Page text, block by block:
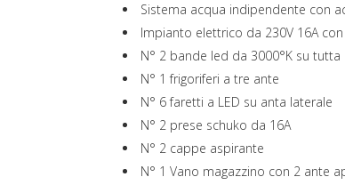
Sistema acqua indipendente con
Impianto elettrico da 230V 16A
N° 2 bande led da 3000°K su tutta
N° 1 frigoriferi a tre ante
N° 6 faretti a LED su anta laterale
N° 2 prese schuko da 16A
N° 2 cappe aspirante
N° 1 Vano magazzino con 2 ante